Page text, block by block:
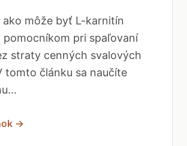
ako môže byť L-karnitín
pomocníkom pri spaľovaní
straty cenných svalových
tomto článku sa naučíte
→